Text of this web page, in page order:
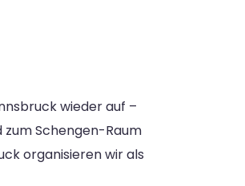
wieder auf –
zum Schengen-Raum
organisieren wir als